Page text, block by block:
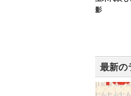
影
最新の